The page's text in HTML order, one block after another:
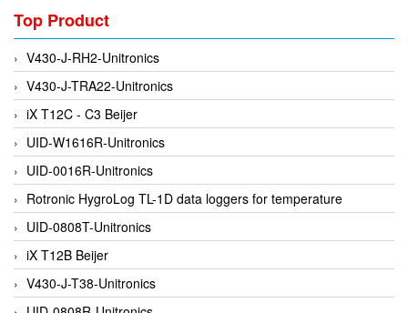
Dandong Huayu
Danfoss
Datalogic Vietnam
Datexel
Debron VietNam
DEIF
Delmhorst VietNam
DELTA
Delta Ohm
Delta sensor
Delta-mobrey
Top Product
V430-J-RH2-Unitronics
V430-J-TRA22-Unitronics
iX T12C - C3 Beijer
UID-W1616R-Unitronics
UID-0016R-Unitronics
Rotronic HygroLog TL-1D data loggers for temperature
UID-0808T-Unitronics
iX T12B Beijer
V430-J-T38-Unitronics